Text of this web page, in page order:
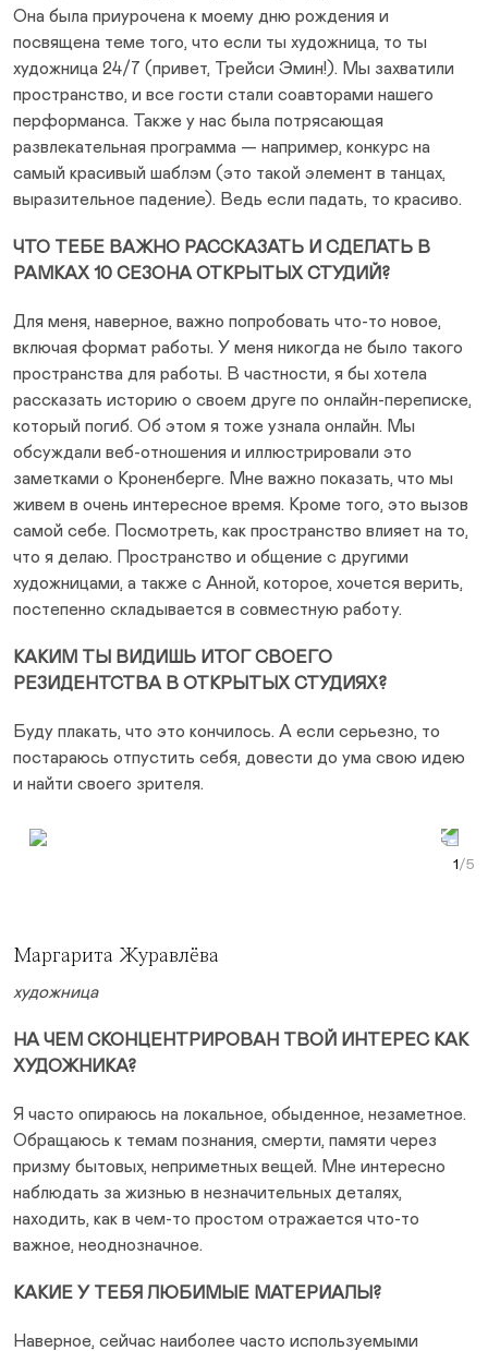
Она была приурочена к моему дню рождения и
посвящена теме того, что если ты художница, то ты
художница 24/7 (привет, Трейси Эмин!). Мы захватили
пространство, и все гости стали соавторами нашего
перформанса. Также у нас была потрясающая
развлекательная программа — например, конкурс на
самый красивый шаблэм (это такой элемент в танцах,
выразительное падение). Ведь если падать, то красиво.
ЧТО ТЕБЕ ВАЖНО РАССКАЗАТЬ И СДЕЛАТЬ В
РАМКАХ 10 СЕЗОНА ОТКРЫТЫХ СТУДИЙ?
Для меня, наверное, важно попробовать что-то новое,
включая формат работы. У меня никогда не было такого
пространства для работы. В частности, я бы хотела
рассказать историю о своем друге по онлайн-переписке,
который погиб. Об этом я тоже узнала онлайн. Мы
обсуждали веб-отношения и иллюстрировали это
заметками о Кроненберге. Мне важно показать, что мы
живем в очень интересное время. Кроме того, это вызов
самой себе. Посмотреть, как пространство влияет на то,
что я делаю. Пространство и общение с другими
художницами, а также с Анной, которое, хочется верить,
постепенно складывается в совместную работу.
КАКИМ ТЫ ВИДИШЬ ИТОГ СВОЕГО
РЕЗИДЕНТСТВА В ОТКРЫТЫХ СТУДИЯХ?
Буду плакать, что это кончилось. А если серьезно, то
постараюсь отпустить себя, довести до ума свою идею
и найти своего зрителя.
Next Slide
Маргарита Журавлёва
художница
НА ЧЕМ СКОНЦЕНТРИРОВАН ТВОЙ ИНТЕРЕС КАК
ХУДОЖНИКА?
Я часто опираюсь на локальное, обыденное, незаметное.
Обращаюсь к темам познания, смерти, памяти через
призму бытовых, неприметных вещей. Мне интересно
наблюдать за жизнью в незначительных деталях,
находить, как в чем-то простом отражается что-то
важное, неоднозначное.
КАКИЕ У ТЕБЯ ЛЮБИМЫЕ МАТЕРИАЛЫ?
Наверное, сейчас наиболее часто используемыми